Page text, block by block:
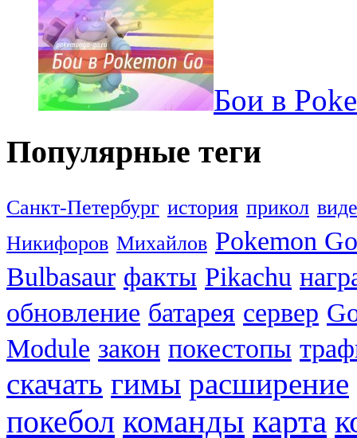
Бои в
Популярные теги
Санкт-Петербург история прикол
Никифоров Михайлов Pokemon Go
Bulbasaur факты Pikachu
обновление батарея сервер
Module закон покестопы
скачать гимы расширение
покебол команды карта